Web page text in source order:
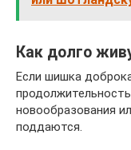
Как долго
Если шишка
новообразования
поддаются.